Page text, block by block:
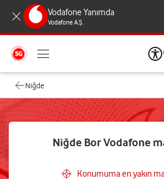
Vodafone Yanımda
Vodafone A.Ş.
Niğde
Niğde Bor Vodafone
Konumuma en yakın